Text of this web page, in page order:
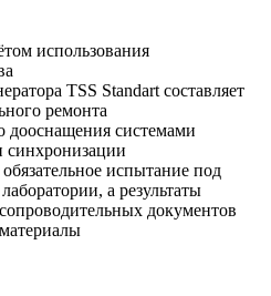
использования
TSS Standart составляет
ремонта
дооснащения системами
синхронизации
испытание под
а результаты
документов